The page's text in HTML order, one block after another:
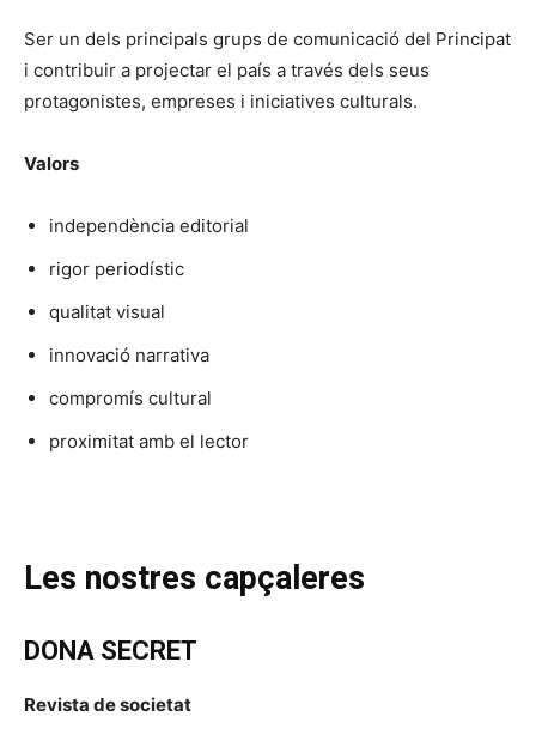
Ser un dels principals grups de comunicació del Principat
i contribuir a projectar el país a través dels seus
protagonistes, empreses i iniciatives culturals.
Valors
independència editorial
rigor periodístic
qualitat visual
innovació narrativa
compromís cultural
proximitat amb el lector
Les nostres capçaleres
DONA SECRET
Revista de societat